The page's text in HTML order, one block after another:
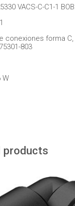
VACS-C-C1-1
conexiones forma C,
803
W
products